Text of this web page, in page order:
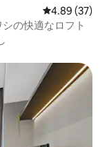
レビュー37
4.89 (37)
の快適なロフト